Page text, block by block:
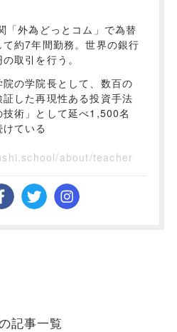
「外為どっとコム」で為替
約7年間勤務。世界の銀行
取引を行う。
の学院長として、数百の
した再現性ある投資手法
術」として延べ1,500名
ている
about/teacher
記事一覧